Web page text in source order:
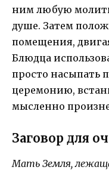
ним любую
душе. Затем
помещения,
Блюдца
просто насыпать
церемонию,
мысленно
Заговор для
Мать Земля,